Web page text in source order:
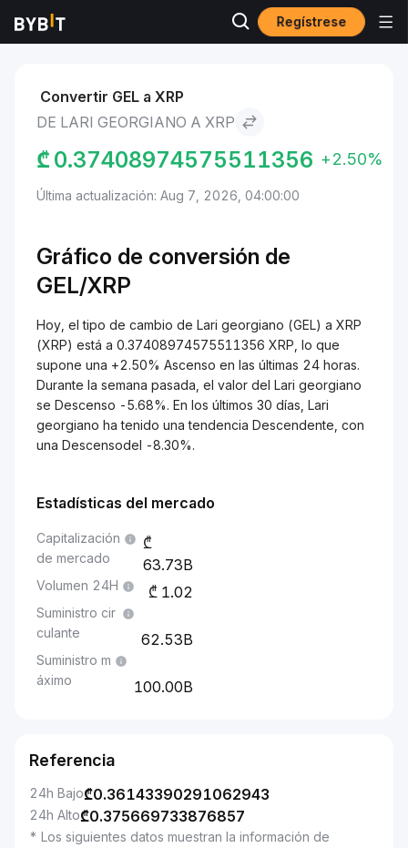
Regístrese
Mercados Lari georgiano to XRP
Convertir GEL a XRP
DE LARI GEORGIANO A XRP
₾ 0.37408974575511356 +2.50%
Última actualización: Aug 7, 2026, 04:00:00
Gráfico de conversión de
GEL/XRP
Hoy, el tipo de cambio de Lari georgiano (GEL) a XRP
(XRP) está a 0.37408974575511356 XRP, lo que
supone una +2.50% Ascenso en las últimas 24 horas.
Durante la semana pasada, el valor del Lari georgiano
se Descenso -5.68%. En los últimos 30 días, Lari
georgiano ha tenido una tendencia Descendente, con
una Descensodel -8.30%.
Estadísticas del mercado
Capitalización
de mercado
63.73B
Volumen 24H 1.02
Suministro cir
culante
62.53B
Suministro m
áximo
100.00B
Referencia
24h Bajo₾0.36143390291062943
24h Alto₾0.375669733876857
* Los siguientes datos muestran la información de